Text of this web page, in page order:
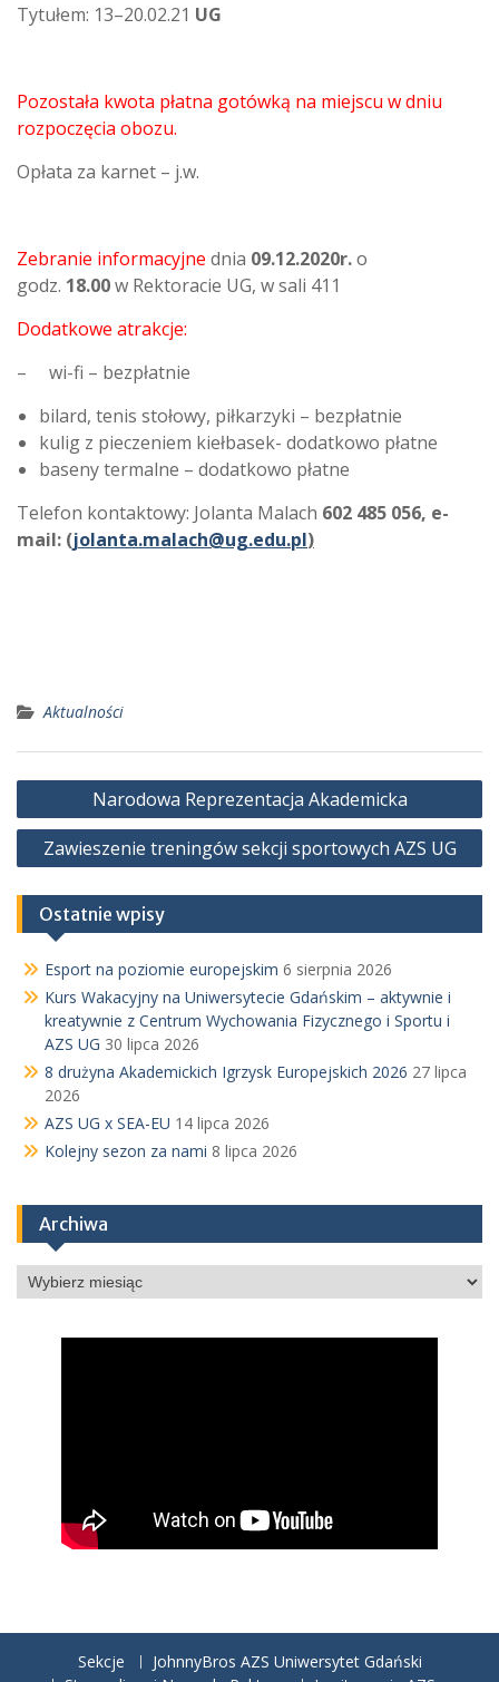
Tytułem: 13–20.02.21 UG
Pozostała kwota płatna gotówką na miejscu w dniu
rozpoczęcia obozu.
Opłata za karnet – j.w.
Zebranie informacyjne dnia 09.12.2020r.o
godz. 18.00w Rektoracie UG, w sali 411
Dodatkowe atrakcje:
– wi-fi – bezpłatnie
bilard, tenis stołowy, piłkarzyki – bezpłatnie
kulig z pieczeniem kiełbasek- dodatkowo płatne
baseny termalne – dodatkowo płatne
Telefon kontaktowy: Jolanta Malach 602 485 056, e-
mail: (jolanta.malach@ug.edu.pl)
Aktualności
Nawigacja
wpisu
Narodowa Reprezentacja Akademicka
Zawieszenie treningów sekcji sportowych AZS UG
Ostatnie wpisy
Esport na poziomie europejskim 6 sierpnia 2026
Kurs Wakacyjny na Uniwersytecie Gdańskim – aktywnie i
kreatywnie z Centrum Wychowania Fizycznego i Sportu i
AZS UG 30 lipca 2026
8 drużyna Akademickich Igrzysk Europejskich 2026 27 lipca
2026
AZS UG x SEA-EU 14 lipca 2026
Kolejny sezon za nami 8 lipca 2026
Archiwa
Archiwa
Sekcje
JohnnyBros AZS Uniwersytet Gdański